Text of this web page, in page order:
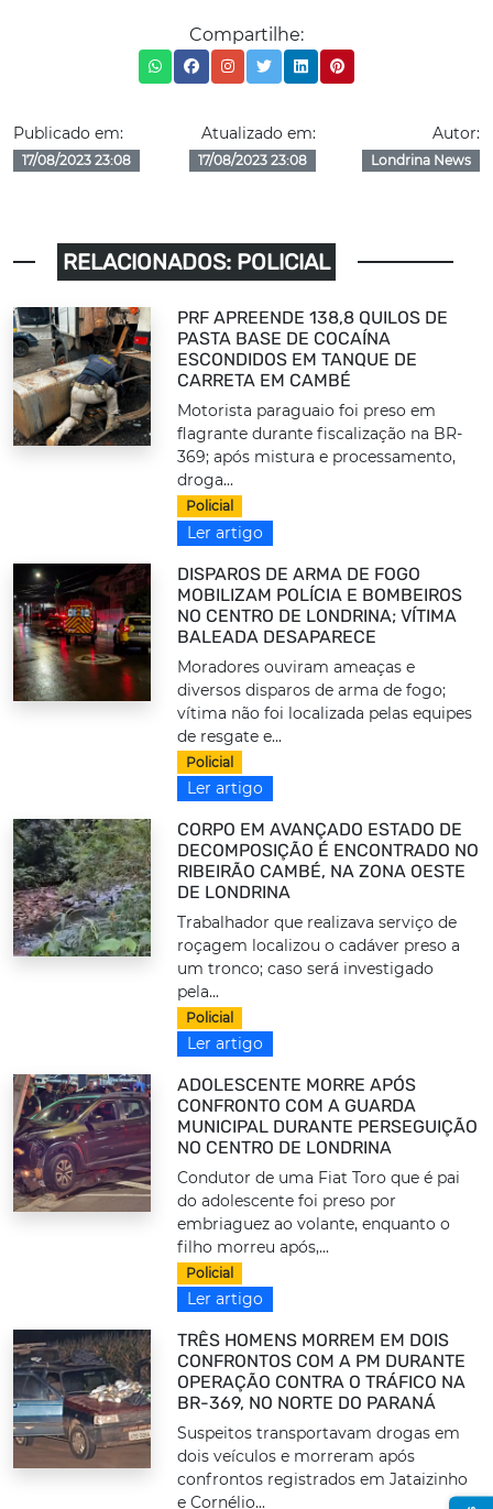
Compartilhe:
Publicado em:
17/08/2023 23:08
Atualizado em:
17/08/2023 23:08
Autor:
Londrina News
RELACIONADOS: POLICIAL
PRF APREENDE 138,8 QUILOS DE
PASTA BASE DE COCAÍNA
ESCONDIDOS EM TANQUE DE
CARRETA EM CAMBÉ
Motorista paraguaio foi preso em
flagrante durante fiscalização na BR-
369; após mistura e processamento,
droga...
Policial
Ler artigo
DISPAROS DE ARMA DE FOGO
MOBILIZAM POLÍCIA E BOMBEIROS
NO CENTRO DE LONDRINA; VÍTIMA
BALEADA DESAPARECE
Moradores ouviram ameaças e
diversos disparos de arma de fogo;
vítima não foi localizada pelas equipes
de resgate e...
Policial
Ler artigo
CORPO EM AVANÇADO ESTADO DE
DECOMPOSIÇÃO É ENCONTRADO NO
RIBEIRÃO CAMBÉ, NA ZONA OESTE
DE LONDRINA
Trabalhador que realizava serviço de
roçagem localizou o cadáver preso a
um tronco; caso será investigado
pela...
Policial
Ler artigo
ADOLESCENTE MORRE APÓS
CONFRONTO COM A GUARDA
MUNICIPAL DURANTE PERSEGUIÇÃO
NO CENTRO DE LONDRINA
Condutor de uma Fiat Toro que é pai
do adolescente foi preso por
embriaguez ao volante, enquanto o
filho morreu após,...
Policial
Ler artigo
TRÊS HOMENS MORREM EM DOIS
CONFRONTOS COM A PM DURANTE
OPERAÇÃO CONTRA O TRÁFICO NA
BR-369, NO NORTE DO PARANÁ
Suspeitos transportavam drogas em
dois veículos e morreram após
confrontos registrados em Jataizinho
e Cornélio...